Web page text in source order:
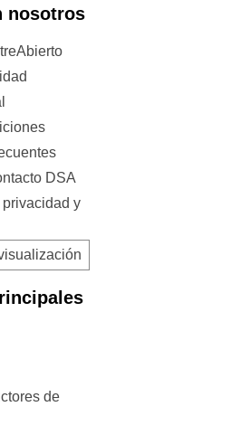
nosotros
DSA
y
de